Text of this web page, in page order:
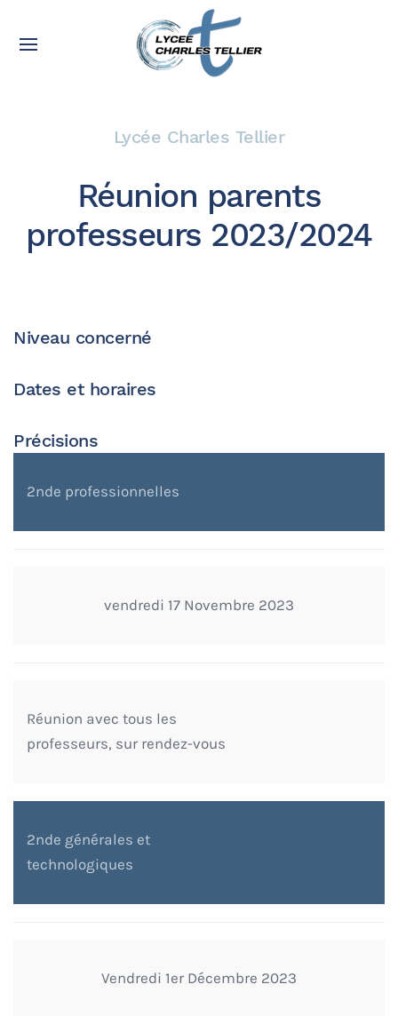
Lycée Charles Tellier
Réunion parents
professeurs 2023/2024
Niveau concerné
Dates et horaires
Précisions
2nde professionnelles
vendredi 17 Novembre 2023
Réunion avec tous les
professeurs, sur rendez-vous
2nde générales et
technologiques
Vendredi 1er Décembre 2023